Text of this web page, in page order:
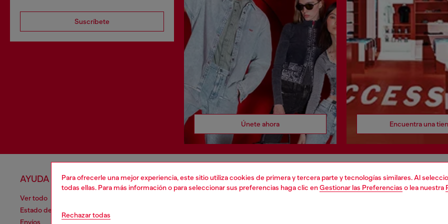
Para ofrecerle una mejor experiencia, este sitio utiliza cookies de primera y tercera parte y tecnologías similares. Al
todas ellas. Para más información o para seleccionar sus preferencias haga clic enGestionar las Preferencias o lea nuestra
Rechazar todas
Suscríbete
Únete ahora Encuentra una
AYUDA
Ver todo
Estado de la orden
Envíos
APARTADO LEGAL EL MUNDO DE DIESEL